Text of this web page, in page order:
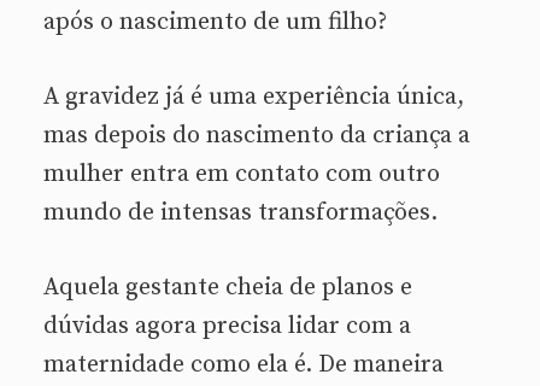
após o nascimento de um filho?
A gravidez já é uma experiência única,
mas depois do nascimento da criança a
mulher entra em contato com outro
mundo de intensas transformações.
Aquela gestante cheia de planos e
dúvidas agora precisa lidar com a
maternidade como ela é. De maneira